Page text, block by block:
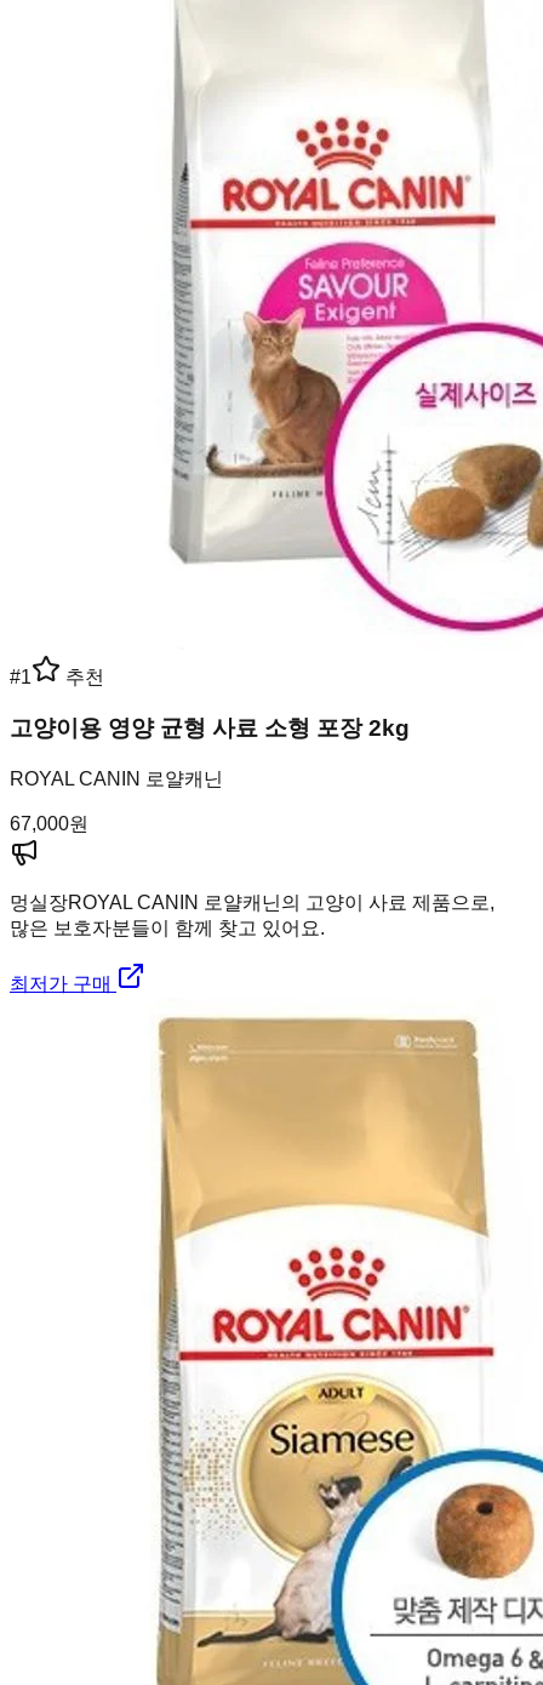
#1 추천
고양이용 영양 균형 사료 소형 포장 2kg
ROYAL CANIN 로얄캐닌
67,000원
멍실장ROYAL CANIN 로얄캐닌의 고양이 사료 제품으로,
많은 보호자분들이 함께 찾고 있어요.
최저가 구매